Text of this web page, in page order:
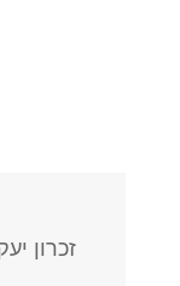
זכרון